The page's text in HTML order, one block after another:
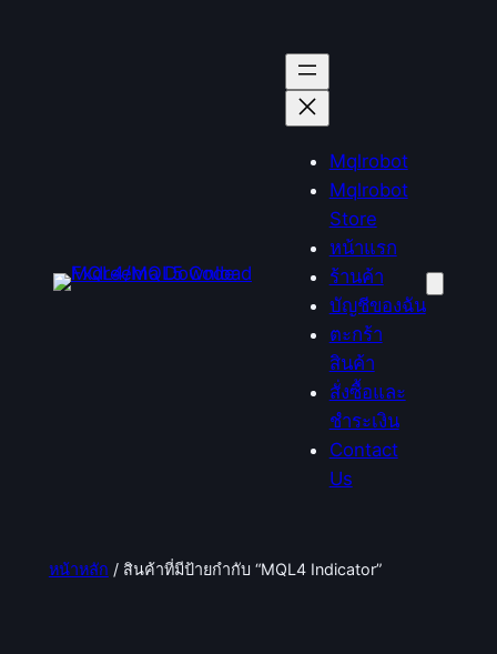
Mqlrobot
Mqlrobot
Store
หน้าแรก
ร้านค้า
บัญชีของฉัน
ตะกร้า
สินค้า
สั่งซื้อและ
ชำระเงิน
Contact
Us
หน้าหลัก / สินค้าที่มีป้ายกำกับ “MQL4 Indicator”